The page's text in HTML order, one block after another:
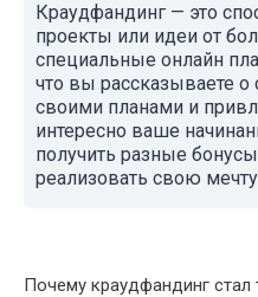
Краудфандинг — это
проекты или идеи от
специальные онлайн
что вы рассказываете о
своими планами и
интересно ваше
получить разные
реализовать свою
Почему краудфандинг